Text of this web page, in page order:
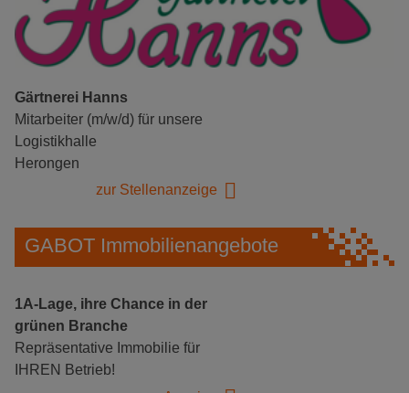
Gärtnerei Hanns
Mitarbeiter (m/w/d) für unsere
Logistikhalle
Herongen
zur Stellenanzeige
GABOT Immobilienangebote
1A-Lage, ihre Chance in der
grünen Branche
Repräsentative Immobilie für
IHREN Betrieb!